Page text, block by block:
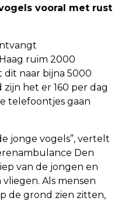
vooral met rust
ruim 2000
dit naar bijna 5000
het er 160 per dag
telefoontjes gaan
jonge vogels”, vertelt
Den
van de jongen en
Als mensen
de grond zien zitten,